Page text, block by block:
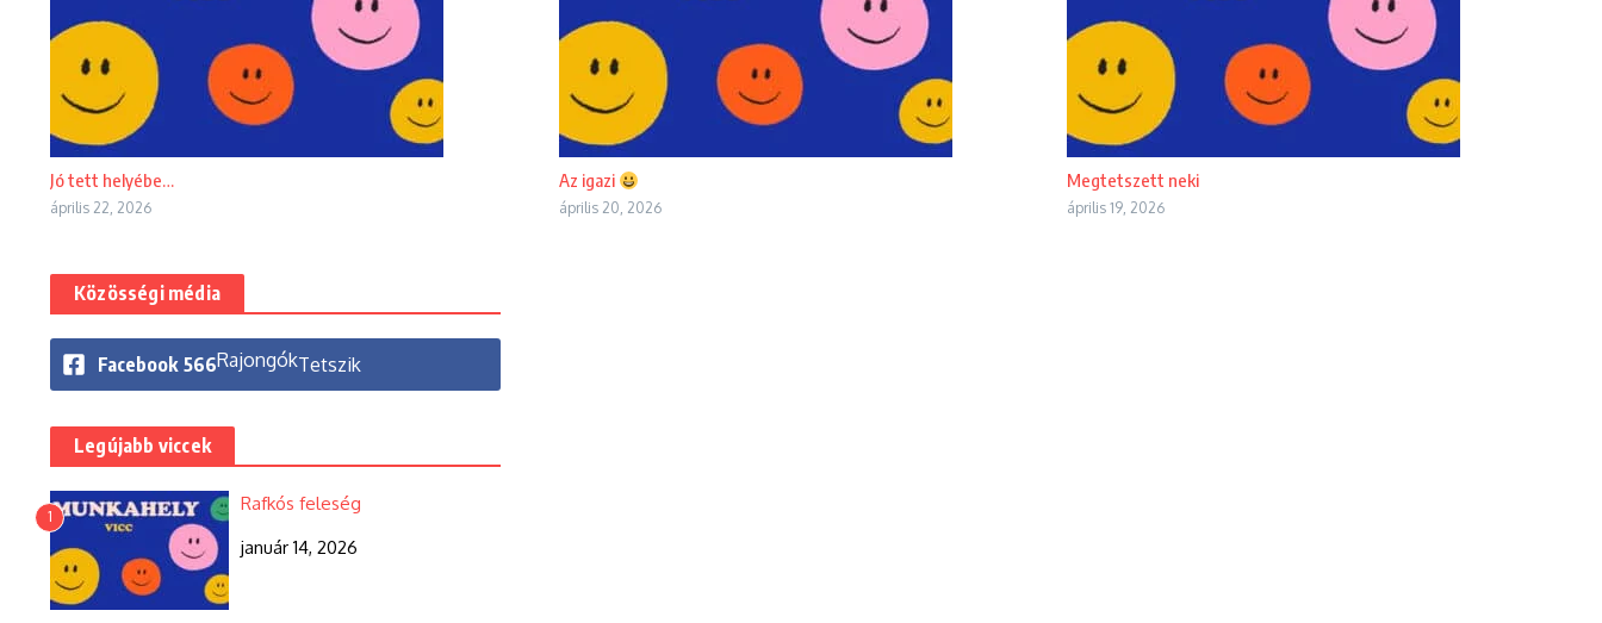
Jó tett helyébe…
április 22, 2026
Az igazi
április 20, 2026
Megtetszett neki
április 19, 2026
Közösségi média
Facebook 566RajongókTetszik
Legújabb viccek
1
Rafkós feleség
január 14, 2026